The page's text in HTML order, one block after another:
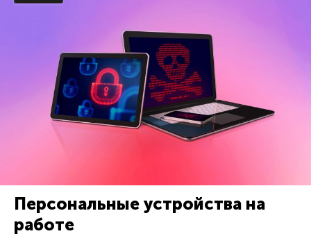
Персональные устройства на
работе